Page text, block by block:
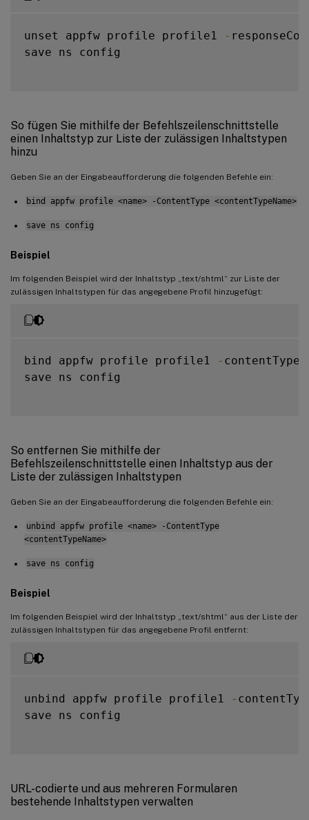
unset appfw profile profile1 -
save ns config
So fügen Sie mithilfe der Befehlszeilenschnittstelle
einen Inhaltstyp zur Liste der zulässigen Inhaltstypen
hinzu
Geben Sie an der Eingabeaufforderung die folgenden Befehle ein:
bind appfw profile <name> -ContentType <contentTypeName>
save ns config
Beispiel
Im folgenden Beispiel wird der Inhaltstyp „text/shtml“ zur Liste der
zulässigen Inhaltstypen für das angegebene Profil hinzugefügt:
bind appfw profile profile1 - contentType
save ns config
So entfernen Sie mithilfe der
Befehlszeilenschnittstelle einen Inhaltstyp aus der
Liste der zulässigen Inhaltstypen
Geben Sie an der Eingabeaufforderung die folgenden Befehle ein:
unbind appfw profile <name> -ContentType
<contentTypeName>
save ns config
Beispiel
Im folgenden Beispiel wird der Inhaltstyp „text/shtml“ aus der Liste der
zulässigen Inhaltstypen für das angegebene Profil entfernt:
unbind appfw profile profile1 -
save ns config
URL-codierte und aus mehreren Formularen
bestehende Inhaltstypen verwalten